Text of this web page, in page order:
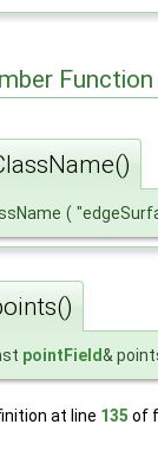
(
pointField&
at line 135 of